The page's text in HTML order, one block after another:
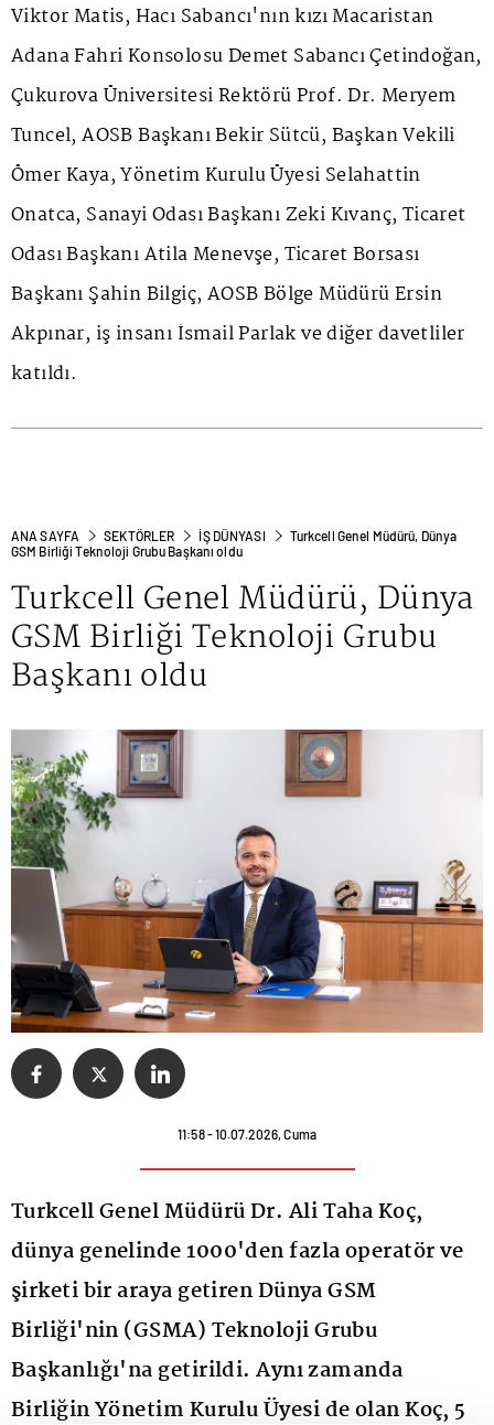
Viktor Matis, Hacı Sabancı'nın kızı Macaristan
Adana Fahri Konsolosu Demet Sabancı Çetindoğan,
Çukurova Üniversitesi Rektörü Prof. Dr. Meryem
Tuncel, AOSB Başkanı Bekir Sütcü, Başkan Vekili
Ömer Kaya, Yönetim Kurulu Üyesi Selahattin
Onatca, Sanayi Odası Başkanı Zeki Kıvanç, Ticaret
Odası Başkanı Atila Menevşe, Ticaret Borsası
Başkanı Şahin Bilgiç, AOSB Bölge Müdürü Ersin
Akpınar, iş insanı İsmail Parlak ve diğer davetliler
katıldı.
ANA SAYFA SEKTÖRLER İŞ DÜNYASI
Turkcell Genel Müdürü, Dünya
GSM Birliği Teknoloji Grubu Başkanı oldu
Turkcell Genel Müdürü, Dünya
GSM Birliği Teknoloji Grubu
Başkanı oldu
11:58 - 10.07.2026, Cuma
Turkcell Genel Müdürü Dr. Ali Taha Koç,
dünya genelinde 1000'den fazla operatör ve
şirketi bir araya getiren Dünya GSM
Birliği'nin (GSMA) Teknoloji Grubu
Başkanlığı'na getirildi. Aynı zamanda
Birliğin Yönetim Kurulu Üyesi de olan Koç, 5